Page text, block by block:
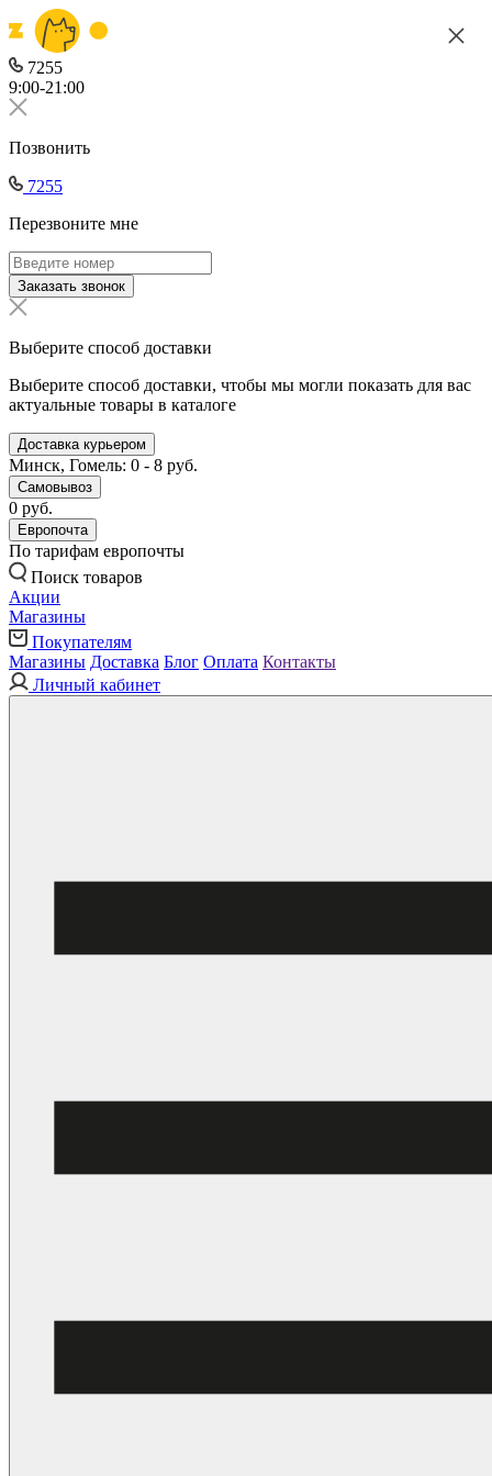
7255
9:00-21:00
Позвонить
7255
Перезвоните мне
Заказать звонок
Выберите способ доставки
Выберите способ доставки, чтобы мы могли показать для вас
актуальные товары в каталоге
Доставка курьером
Минск, Гомель: 0 - 8 руб.
Самовывоз
0 руб.
Европочта
По тарифам европочты
Поиск товаров
Акции
Магазины
Покупателям
Магазины Доставка Блог Оплата Контакты
Личный кабинет